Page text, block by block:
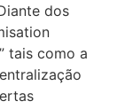
dos
tais como a